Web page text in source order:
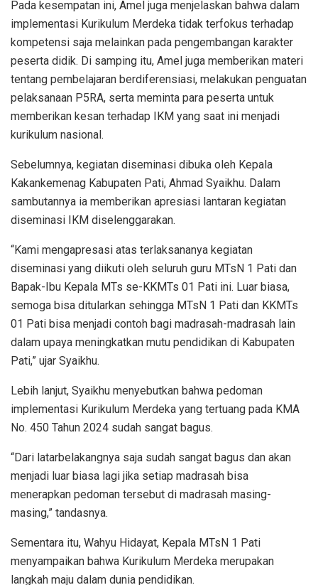
Pada kesempatan ini, Amel juga menjelaskan bahwa dalam
implementasi Kurikulum Merdeka tidak terfokus terhadap
kompetensi saja melainkan pada pengembangan karakter
peserta didik. Di samping itu, Amel juga memberikan materi
tentang pembelajaran berdiferensiasi, melakukan penguatan
pelaksanaan P5RA, serta meminta para peserta untuk
memberikan kesan terhadap IKM yang saat ini menjadi
kurikulum nasional.
Sebelumnya, kegiatan diseminasi dibuka oleh Kepala
Kakankemenag Kabupaten Pati, Ahmad Syaikhu. Dalam
sambutannya ia memberikan apresiasi lantaran kegiatan
diseminasi IKM diselenggarakan.
“Kami mengapresasi atas terlaksananya kegiatan
diseminasi yang diikuti oleh seluruh guru MTsN 1 Pati dan
Bapak-Ibu Kepala MTs se-KKMTs 01 Pati ini. Luar biasa,
semoga bisa ditularkan sehingga MTsN 1 Pati dan KKMTs
01 Pati bisa menjadi contoh bagi madrasah-madrasah lain
dalam upaya meningkatkan mutu pendidikan di Kabupaten
Pati,” ujar Syaikhu.
Lebih lanjut, Syaikhu menyebutkan bahwa pedoman
implementasi Kurikulum Merdeka yang tertuang pada KMA
No. 450 Tahun 2024 sudah sangat bagus.
“Dari latarbelakangnya saja sudah sangat bagus dan akan
menjadi luar biasa lagi jika setiap madrasah bisa
menerapkan pedoman tersebut di madrasah masing-
masing,” tandasnya.
Sementara itu, Wahyu Hidayat, Kepala MTsN 1 Pati
menyampaikan bahwa Kurikulum Merdeka merupakan
langkah maju dalam dunia pendidikan.